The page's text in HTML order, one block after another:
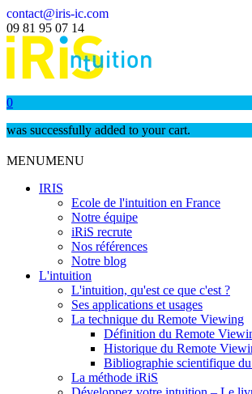
contact@iris-ic.com
09 81 95 07 14
0
was successfully added to your cart.
MENUMENU
IRIS
Ecole de l'intuition en France
Notre équipe
iRiS recrute
Nos références
Notre blog
L'intuition
L'intuition, qu'est ce que c'est ?
Ses applications et usages
La technique du Remote Viewing
Définition du Remote
Historique du Remote
Bibliographie scientifique
La méthode iRiS